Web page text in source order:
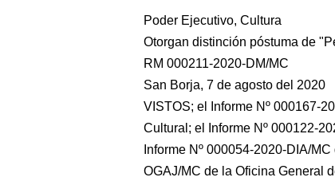
Poder Ejecutivo, Cultura
Otorgan distinción póstuma de
RM 000211-2020-DM/MC
San Borja, 7 de agosto del 2020
VISTOS; el Informe Nº 000167-
Cultural; el Informe Nº 000122-
Informe Nº 000054-2020-DIA/
OGAJ/MC de la Oficina General